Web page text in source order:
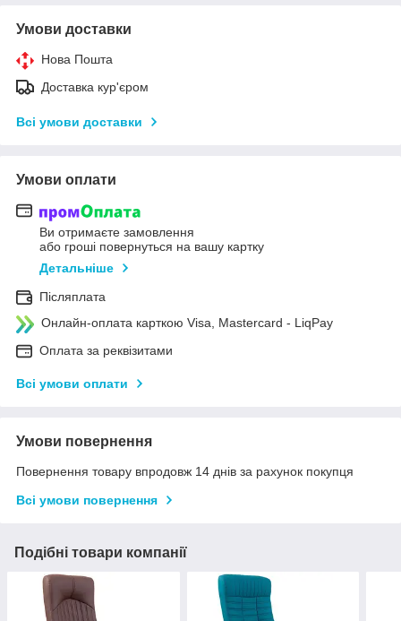
Умови доставки
Нова Пошта
Доставка кур'єром
Всі умови доставки
Умови оплати
Ви отримаєте замовлення
або гроші повернуться на вашу картку
Детальніше
Післяплата
Онлайн-оплата карткою Visa, Mastercard - LiqPay
Оплата за реквізитами
Всі умови оплати
Умови повернення
Повернення товару впродовж 14 днів за рахунок покупця
Всі умови повернення
Подібні товари компанії